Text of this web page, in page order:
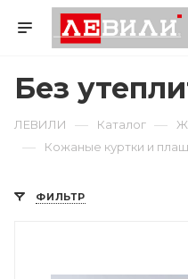
Без
ЛЕВИЛИ — Каталог —
— Кожаные куртки и
ФИЛЬТР